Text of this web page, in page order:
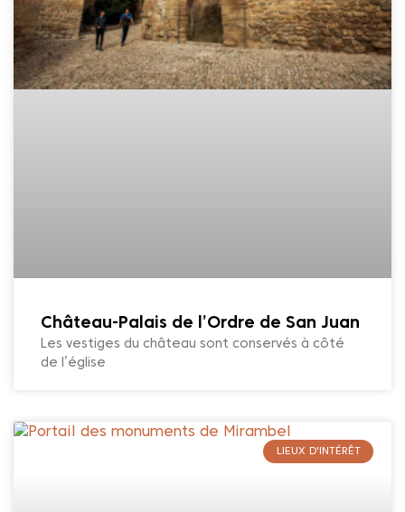
Château-Palais de l’Ordre de San Juan
Les vestiges du château sont conservés à côté
de l’église
LIEUX D'INTÉRÊT